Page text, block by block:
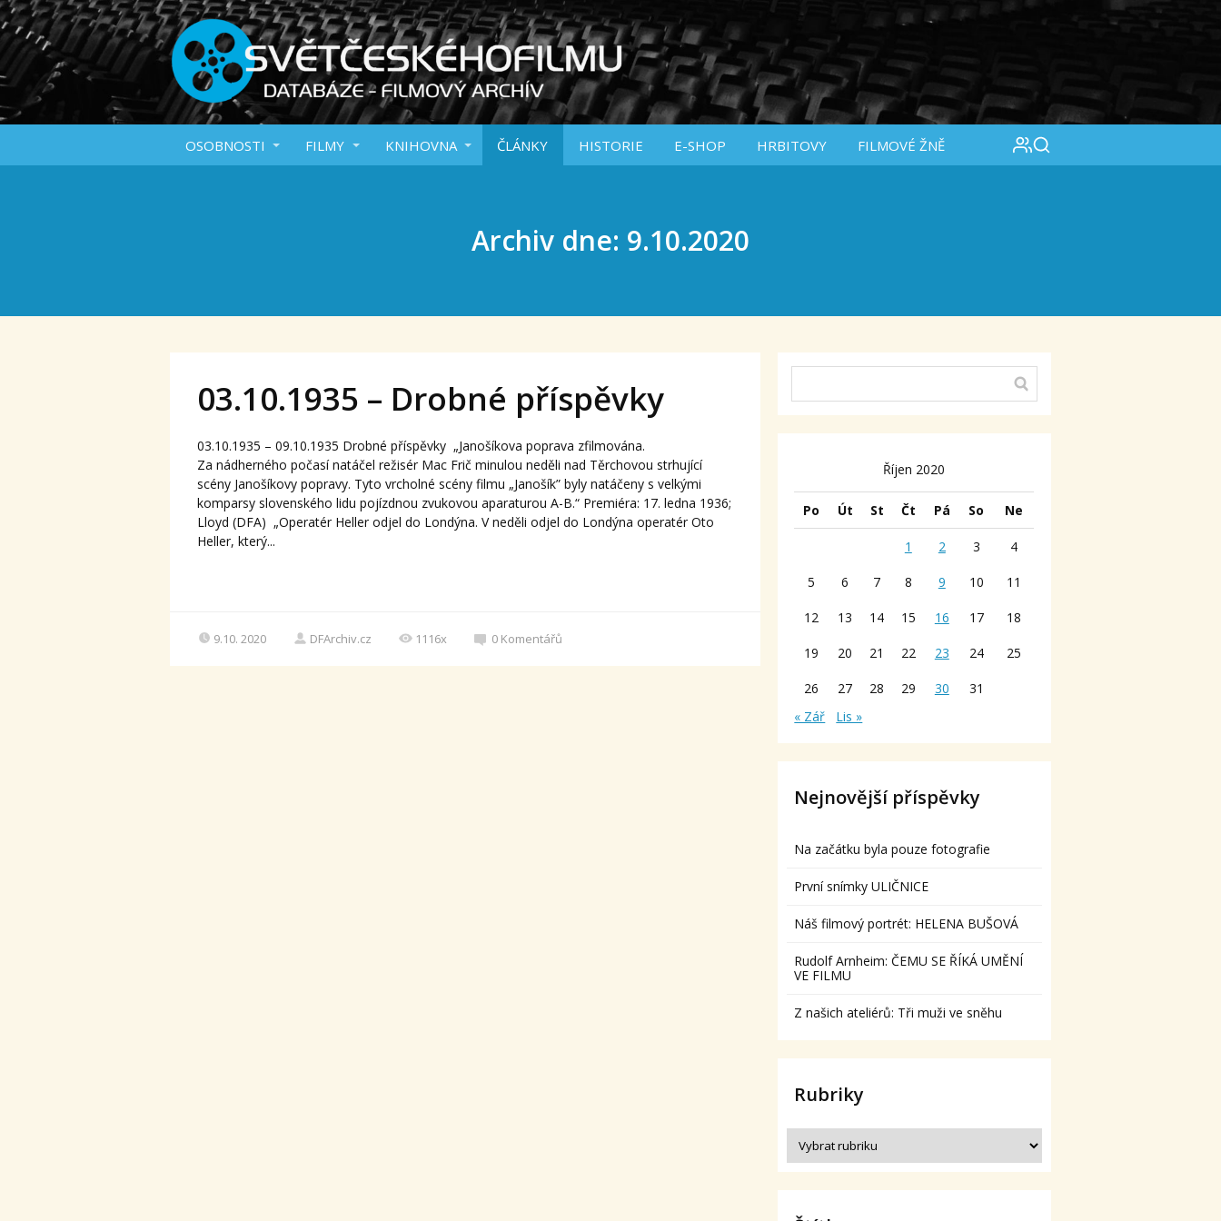
OSOBNOSTI FILMY KNIHOVNA ČLÁNKY HISTORIE E-SHOP HRBITOVY FILMOVÉ ŽNĚ
Archiv dne: 9.10.2020
03.10.1935 – Drobné příspěvky
03.10.1935 – 09.10.1935 Drobné příspěvky „Janošíkova poprava zfilmována.
Za nádherného počasí natáčel režisér Mac Frič minulou neděli nad Těrchovou strhující
scény Janošíkovy popravy. Tyto vrcholné scény filmu „Janošík” byly natáčeny s velkými
komparsy slovenského lidu pojízdnou zvukovou aparaturou A-B.“ Premiéra: 17. ledna 1936;
Lloyd (DFA) „Operatér Heller odjel do Londýna. V neděli odjel do Londýna operatér Oto
Heller, který...
9.10. 2020 DFArchiv.cz 1116x 0 Komentářů
Říjen 2020
Po Út St Čt Pá So Ne
1 2 3 4
5 6 7 8 9 10 11
12 13 14 15 16 17 18
19 20 21 22 23 24 25
26 27 28 29 30
31
« Zář
Lis »
Nejnovější příspěvky
Na začátku byla pouze fotografie
První snímky ULIČNICE
Náš filmový portrét: HELENA BUŠOVÁ
Rudolf Arnheim: ČEMU SE ŘÍKÁ UMĚNÍ
VE FILMU
Z našich ateliérů: Tři muži ve sněhu
Rubriky